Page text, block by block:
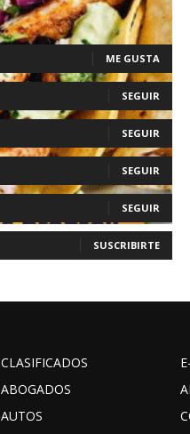
ME GUSTA
SEGUIR
SEGUIR
SEGUIR
SEGUIR
SUSCRIBIRTE
CLASIFICADOS
ABOGADOS
AUTOS